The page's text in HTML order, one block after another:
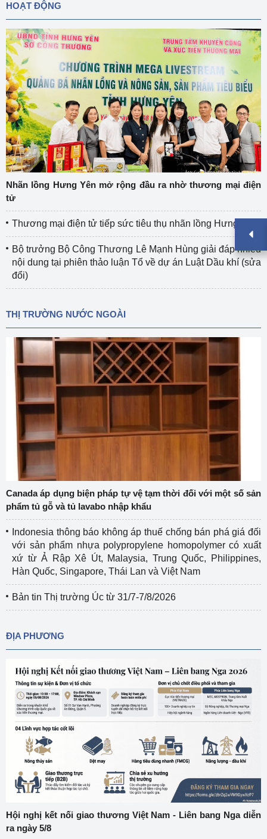
HOẠT ĐỘNG
Nhãn lồng Hưng Yên mở rộng đầu ra nhờ thương mại điện
tử
Thương mại điện tử tiếp sức tiêu thụ nhãn lồng Hưng Yên
Bộ trưởng Bộ Công Thương Lê Mạnh Hùng giải đáp nhiều
nội dung tại phiên thảo luận Tổ về dự án Luật Dầu khí (sửa
đổi)
THỊ TRƯỜNG NƯỚC NGOÀI
Canada áp dụng biện pháp tự vệ tạm thời đối với một số sản
phẩm tủ gỗ và tủ lavabo nhập khẩu
Indonesia thông báo không áp thuế chống bán phá giá đối
với sản phẩm nhựa polypropylene homopolymer có xuất
xứ từ Ả Rập Xê Út, Malaysia, Trung Quốc, Philippines,
Hàn Quốc, Singapore, Thái Lan và Việt Nam
Bản tin Thị trường Úc từ 31/7-7/8/2026
ĐỊA PHƯƠNG
Hội nghị kết nối giao thương Việt Nam - Liên bang Nga diễn
ra ngày 5/8